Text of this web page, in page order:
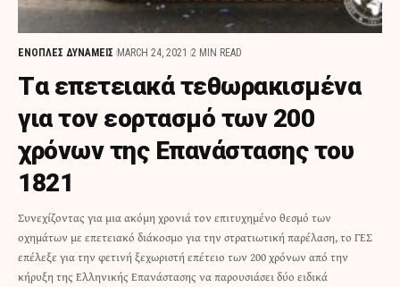
ΕΝΟΠΛΕΣ ΔΥΝΑΜΕΙΣ MARCH 24, 2021 2 MIN READ
Tα επετειακά τεθωρακισμένα
για τον εορτασμό των 200
χρόνων της Επανάστασης του
1821
Συνεχίζοντας για μια ακόμη χρονιά τον επιτυχημένο θεσμό των
οχημάτων με επετειακό διάκοσμο για την στρατιωτική παρέλαση, το ΓΕΣ
επέλεξε για την φετινή ξεχωριστή επέτειο των 200 χρόνων από την
κήρυξη της Ελληνικής Επανάστασης να παρουσιάσει δύο ειδικά